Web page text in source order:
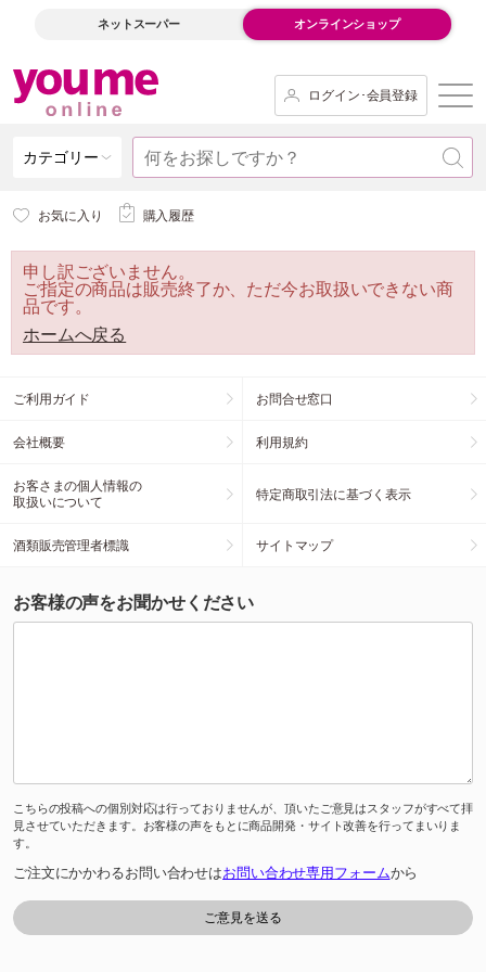
ネットスーパー オンラインショップ
ログイン･会員登録
カテゴリー
お気に入り 購入履歴
申し訳ございません。
ご指定の商品は販売終了か、ただ今お取扱いできない商
品です。
ホームへ戻る
ご利用ガイド お問合せ窓口
会社概要 利用規約
お客さまの個人情報の
取扱いについて
特定商取引法に基づく表示
酒類販売管理者標識 サイトマップ
お客様の声をお聞かせください
こちらの投稿への個別対応は行っておりませんが、頂いたご意見はスタッフがすべて拝
見させていただきます。お客様の声をもとに商品開発・サイト改善を行ってまいりま
す。
ご注文にかかわるお問い合わせはお問い合わせ専用フォームから